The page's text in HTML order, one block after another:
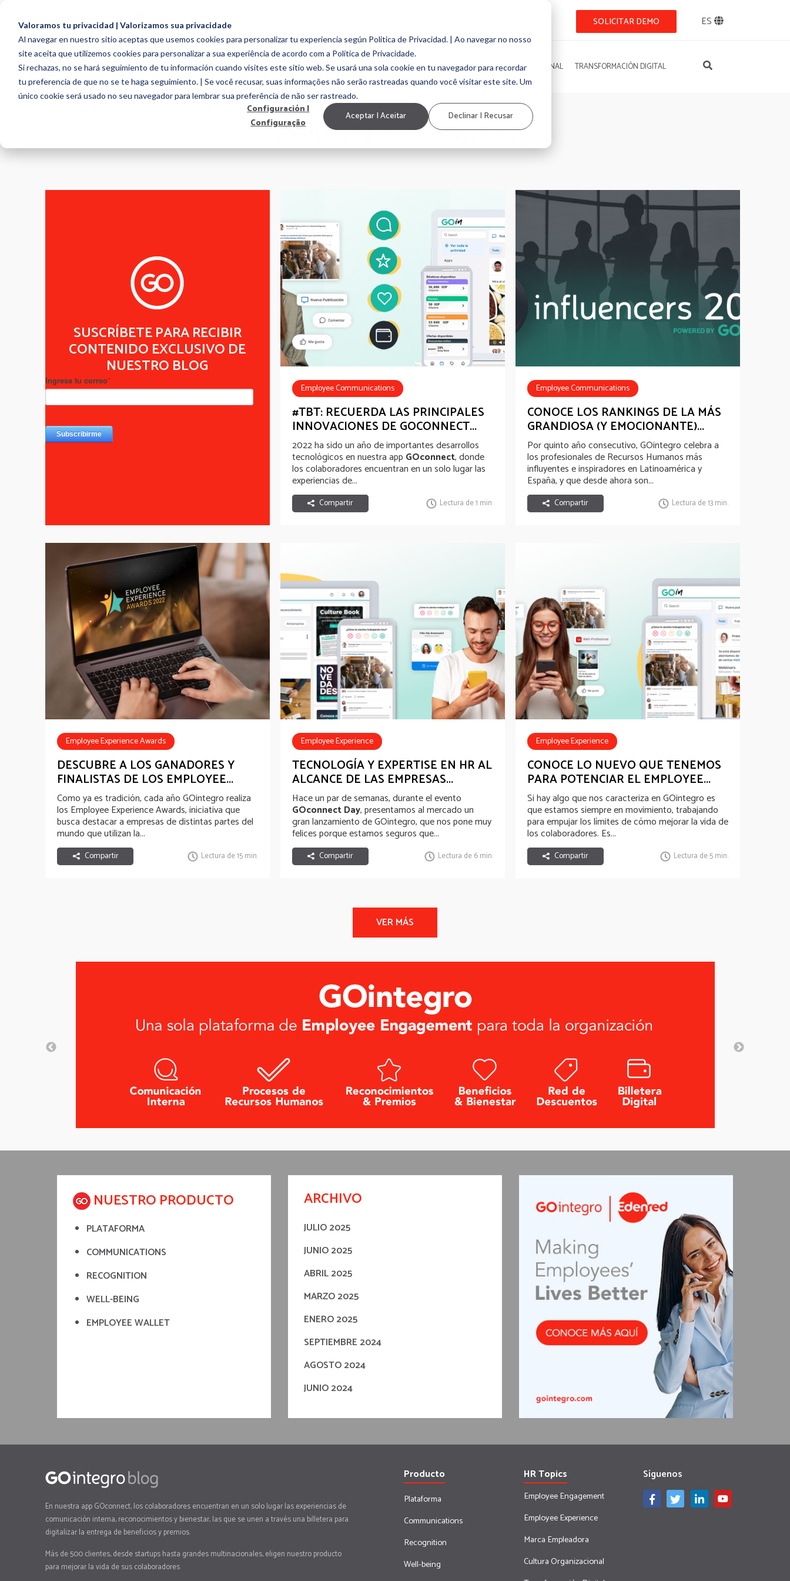
Valoramos tu privacidad | Valorizamos sua privacidade
Al navegar en nuestro sitio aceptas que usemos cookies para personalizar tu experiencia según Politica de Privacidad. | Ao navegar no nosso
site aceita que utilizemos cookies para personalizar a sua experiência de acordo com a Política de Privacidade.
Si rechazas, no se hará seguimiento de tu información cuando visites este sitio web. Se usará una sola cookie en tu navegador para recordar
tu preferencia de que no se te haga seguimiento. | Se você recusar, suas informações não serão rastreadas quando você visitar este site. Um
único cookie será usado no seu navegador para lembrar sua preferência de não ser rastreado.
Configuración |
Configuração
Aceptar | Aceitar Declinar | Recusar
SOLICITAR DEMO ES
EMPLOYEE ENGAGEMENT EMPLOYEE EXPERIENCE MARCA EMPLEADORA CULTURA ORGANIZACIONAL TRANSFORMACIÓN DIGITAL
EMPLOYEE RECOGNITION
SUSCRÍBETE PARA RECIBIR
CONTENIDO EXCLUSIVO DE
NUESTRO BLOG
Employee Communications
Employee Recognition
HR Tech
well-being experience
#TBT: RECUERDA LAS PRINCIPALES
INNOVACIONES DE GOCONNECT...
2022 ha sido un año de importantes desarrollos
tecnológicos en nuestra app GOconnect, donde
los colaboradores encuentran en un solo lugar las
experiencias de...
Compartir Lectura de 1 min.
Employee Communications
Employee Recognition
HR Tech
well-being experience
CONOCE LOS RANKINGS DE LA MÁS
GRANDIOSA (Y EMOCIONANTE)...
Por quinto año consecutivo, GOintegro celebra a
los profesionales de Recursos Humanos más
influyentes e inspiradores en Latinoamérica y
España, y que desde ahora son...
Compartir Lectura de 13 min.
Employee Experience Awards
Employee Communications
Employee Recognition
HR Tech
well-being experience
DESCUBRE A LOS GANADORES Y
FINALISTAS DE LOS EMPLOYEE...
Como ya es tradición, cada añoGOintegrorealiza
los Employee Experience Awards, iniciativa que
busca destacar a empresas de distintas partes del
mundo que utilizan la...
Compartir Lectura de 15 min.
Employee Experience
Employee Communications
Employee Recognition
Employee Benefits
TECNOLOGÍA Y EXPERTISE EN HR AL
ALCANCE DE LAS EMPRESAS...
Hace un par de semanas, durante el evento
GOconnect Day, presentamos al mercado un
gran lanzamiento de GOintegro, que nos pone muy
felices porque estamos seguros que...
Compartir Lectura de 6 min.
Employee Experience
Employee Communications
Employee Recognition
Employee Benefits
CONOCE LO NUEVO QUE TENEMOS
PARA POTENCIAR EL EMPLOYEE...
Si hay algo que nos caracteriza en GOintegro es
que estamos siempre en movimiento, trabajando
para empujar los límites de cómo mejorar la vida de
los colaboradores. Es...
Compartir Lectura de 5 min.
NUESTRO PRODUCTO
PLATAFORMA
COMMUNICATIONS
RECOGNITION
WELL-BEING
EMPLOYEE WALLET
ARCHIVO
JULIO 2025
JUNIO 2025
ABRIL 2025
MARZO 2025
ENERO 2025
SEPTIEMBRE 2024
AGOSTO 2024
JUNIO 2024
En nuestra app GOconnect, los colaboradores encuentran en un solo lugar las experiencias de
comunicación interna, reconocimientos y bienestar, las que se unen a través una billetera para
digitalizar la entrega de beneficios y premios.
Más de 500 clientes, desde startups hasta grandes multinacionales, eligen nuestro producto
para mejorar la vida de sus colaboradores
Producto
Plataforma
Communications
Recognition
Well-being
HR Topics
Employee Engagement
Employee Experience
Marca Empleadora
Cultura Organizacional
Síguenos